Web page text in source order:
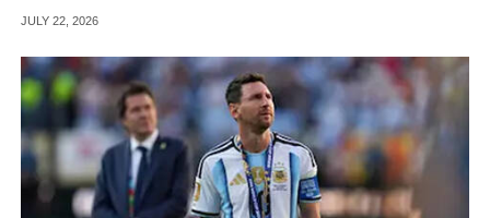
JULY 22, 2026